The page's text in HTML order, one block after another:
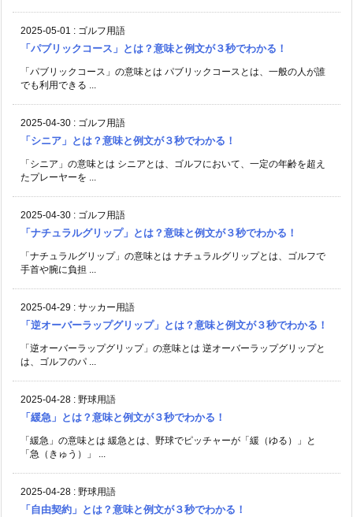
2025-05-01 : ゴルフ用語
「パブリックコース」とは？意味と例文が３秒でわかる！
「パブリックコース」の意味とは パブリックコースとは、一般の人が誰
でも利用できる ...
2025-04-30 : ゴルフ用語
「シニア」とは？意味と例文が３秒でわかる！
「シニア」の意味とは シニアとは、ゴルフにおいて、一定の年齢を超え
たプレーヤーを ...
2025-04-30 : ゴルフ用語
「ナチュラルグリップ」とは？意味と例文が３秒でわかる！
「ナチュラルグリップ」の意味とは ナチュラルグリップとは、ゴルフで
手首や腕に負担 ...
2025-04-29 : サッカー用語
「逆オーバーラップグリップ」とは？意味と例文が３秒でわかる！
「逆オーバーラップグリップ」の意味とは 逆オーバーラップグリップと
は、ゴルフのパ ...
2025-04-28 : 野球用語
「緩急」とは？意味と例文が３秒でわかる！
「緩急」の意味とは 緩急とは、野球でピッチャーが「緩（ゆる）」と
「急（きゅう）」 ...
2025-04-28 : 野球用語
「自由契約」とは？意味と例文が３秒でわかる！